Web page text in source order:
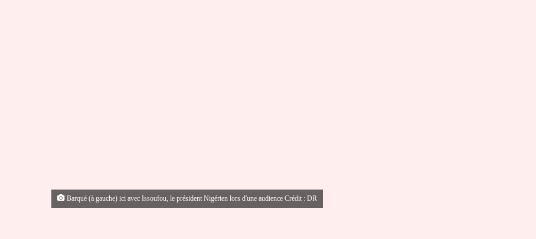
Barqué (à gauche) ici avec Issoufou, le président Nigérien lors d'une audience Crédit : DR